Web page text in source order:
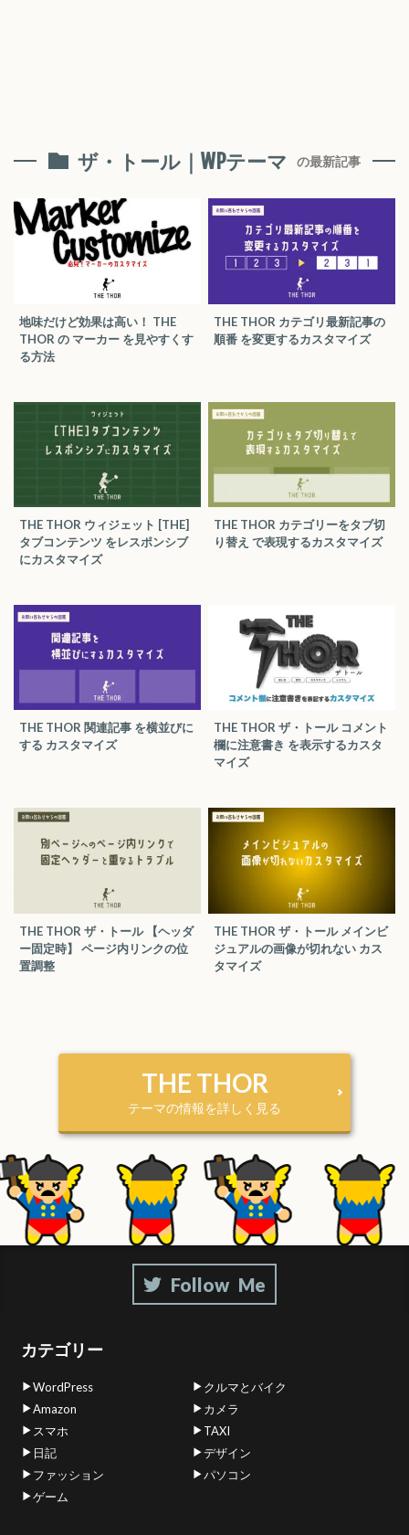
ザ・トール｜WPテーマ の最新記事
地味だけど効果は高い！ THE
THOR の マーカー を見やすくす
る方法
THE THOR カテゴリ最新記事の
順番 を変更するカスタマイズ
THE THOR ウィジェット [THE]
タブコンテンツ をレスポンシブ
にカスタマイズ
THE THOR カテゴリーをタブ切
り替え で表現するカスタマイズ
THE THOR 関連記事 を横並びに
する カスタマイズ
THE THOR ザ・トール コメント
欄に注意書き を表示するカスタ
マイズ
THE THOR ザ・トール 【ヘッダ
ー固定時】 ページ内リンクの位
置調整
THE THOR ザ・トール メインビ
ジュアルの画像が切れない カス
タマイズ
THE THOR
テーマの情報を詳しく見る
カテゴリー
WordPress
クルマとバイク
Amazon
カメラ
スマホ
TAXI
日記
デザイン
ファッション
パソコン
ゲーム